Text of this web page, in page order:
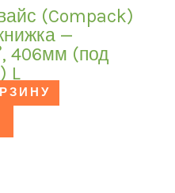
(Compack)
—
406мм (под
L